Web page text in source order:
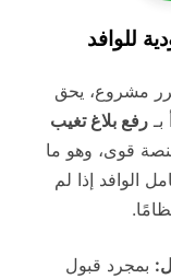
للوافد
مشروع، يحق
رفع بلاغ تغيب
قوى، وهو ما
الوافد إذا لم
بمجرد قبول